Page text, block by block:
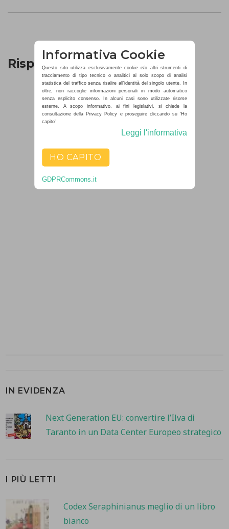
Rispondi
IN EVIDENZA
Next Generation EU: convertire l’Ilva di
Taranto in un Data Center Europeo strategico
I PIÙ LETTI
Codex Seraphinianus meglio di un libro
bianco
Informativa Cookie
Questo sito utilizza esclusivamente cookie e/o altri strumenti di
tracciamento di tipo tecnico o analitici al solo scopo di analisi
statistica del traffico senza risalire all'identità del singolo utente. In
oltre, non raccoglie informazioni personali in modo automatico
senza esplicito consenso. In alcuni casi sono utilizzate risorse
esterne. A scopo informativo, ai fini legislativi, si chiede la
consultazione della Privacy Policy e proseguire cliccando su 'Ho
capito'
Leggi l'informativa
HO CAPITO
GDPRCommons.it